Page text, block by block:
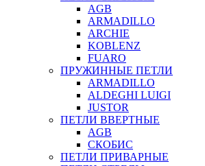
AGB
ARMADILLO
ARCHIE
KOBLENZ
FUARO
ПРУЖИННЫЕ ПЕТЛИ
ARMADILLO
ALDEGHI LUIGI
JUSTOR
ПЕТЛИ ВВЕРТНЫЕ
AGB
СКОБИС
ПЕТЛИ ПРИВАРНЫЕ